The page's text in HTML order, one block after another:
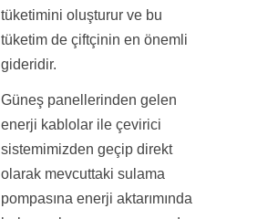
tüketimini oluşturur ve bu
tüketim de çiftçinin en önemli
gideridir.
Güneş panellerinden gelen
enerji kablolar ile çevirici
sistemimizden geçip direkt
olarak mevcuttaki sulama
pompasına enerji aktarımında